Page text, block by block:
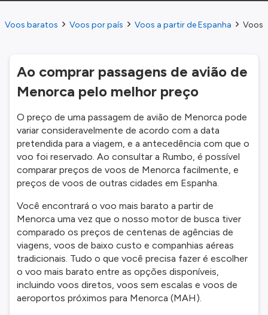
Voos baratos Voos por país Voos a partir de Espanha Voos
Ao comprar passagens de avião de
Menorca pelo melhor preço
O preço de uma passagem de avião de Menorca pode
variar consideravelmente de acordo com a data
pretendida para a viagem, e a antecedência com que o
voo foi reservado. Ao consultar a Rumbo, é possível
comparar preços de voos de Menorca facilmente, e
preços de voos de outras cidades em Espanha.
Você encontrará o voo mais barato a partir de
Menorca uma vez que o nosso motor de busca tiver
comparado os preços de centenas de agências de
viagens, voos de baixo custo e companhias aéreas
tradicionais. Tudo o que você precisa fazer é escolher
o voo mais barato entre as opções disponíveis,
incluindo voos diretos, voos sem escalas e voos de
aeroportos próximos para Menorca (MAH).